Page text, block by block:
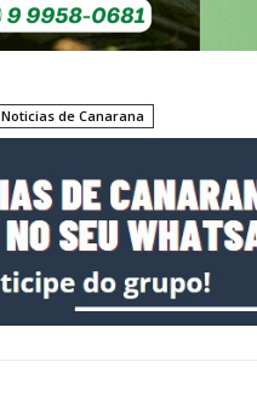
Noticias de Canarana